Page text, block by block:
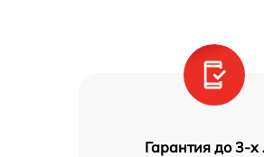
Гарантия до 3-х